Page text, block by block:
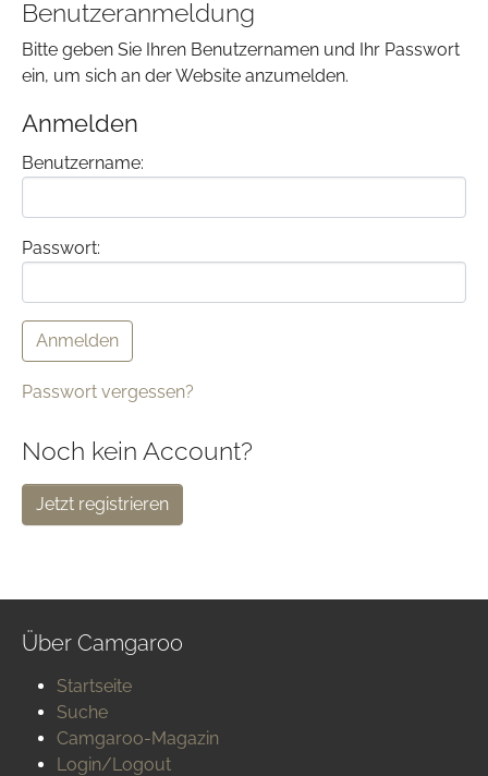
Benutzeranmeldung
Bitte geben Sie Ihren Benutzernamen und Ihr Passwort
ein, um sich an der Website anzumelden.
Anmelden
Benutzername:
Passwort:
Passwort vergessen?
Noch kein Account?
Jetzt registrieren
Über Camgaroo
Startseite
Suche
Camgaroo-Magazin
Login/Logout